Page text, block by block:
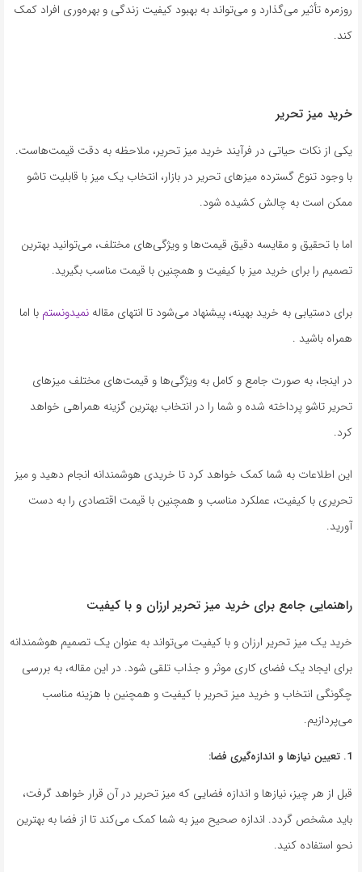
روزمره تأثیر می‌گذارد و می‌تواند به بهبود کیفیت زندگی و بهره‌وری افراد کمک
کند.
خرید میز تحریر
یکی از نکات حیاتی در فرآیند خرید میز تحریر، ملاحظه به دقت قیمت‌هاست.
با وجود تنوع گسترده میزهای تحریر در بازار، انتخاب یک میز با قابلیت تاشو
ممکن است به چالش کشیده شود.
اما با تحقیق و مقایسه دقیق قیمت‌ها و ویژگی‌های مختلف، می‌توانید بهترین
تصمیم را برای خرید میز با کیفیت و همچنین با قیمت مناسب بگیرید.
برای دستیابی به خرید بهینه، پیشنهاد می‌شود تا انتهای مقاله نمیدونستم با اما
همراه باشید .
در اینجا، به صورت جامع و کامل به ویژگی‌ها و قیمت‌های مختلف میزهای
تحریر تاشو پرداخته شده و شما را در انتخاب بهترین گزینه همراهی خواهد
کرد.
این اطلاعات به شما کمک خواهد کرد تا خریدی هوشمندانه انجام دهید و میز
تحریری با کیفیت، عملکرد مناسب و همچنین با قیمت اقتصادی را به دست
آورید.
راهنمایی جامع برای خرید میز تحریر ارزان و با کیفیت
خرید یک میز تحریر ارزان و با کیفیت می‌تواند به عنوان یک تصمیم هوشمندانه
برای ایجاد یک فضای کاری موثر و جذاب تلقی شود. در این مقاله، به بررسی
چگونگی انتخاب و خرید میز تحریر با کیفیت و همچنین با هزینه مناسب
می‌پردازیم.
1. تعیین نیازها و اندازه‌گیری فضا:
قبل از هر چیز، نیازها و اندازه فضایی که میز تحریر در آن قرار خواهد گرفت،
باید مشخص گردد. اندازه صحیح میز به شما کمک می‌کند تا از فضا به بهترین
نحو استفاده کنید.